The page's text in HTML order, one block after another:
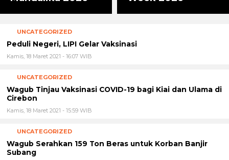
UNCATEGORIZED
Peduli Negeri, LIPI Gelar Vaksinasi
Kamis, 18 Maret 2021 - 16:07 WIB
UNCATEGORIZED
Wagub Tinjau Vaksinasi COVID-19 bagi Kiai dan Ulama di
Cirebon
Kamis, 18 Maret 2021 - 15:59 WIB
UNCATEGORIZED
Wagub Serahkan 159 Ton Beras untuk Korban Banjir
Subang